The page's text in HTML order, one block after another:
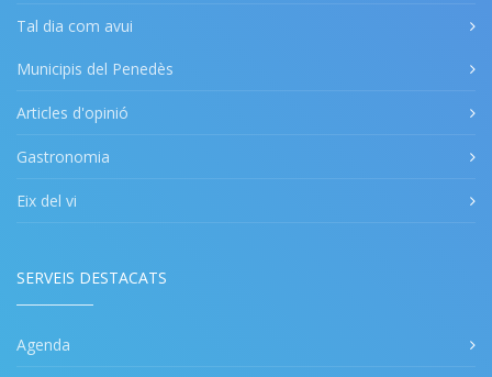
Tal dia com avui
Municipis del Penedès
Articles d'opinió
Gastronomia
Eix del vi
SERVEIS DESTACATS
Agenda